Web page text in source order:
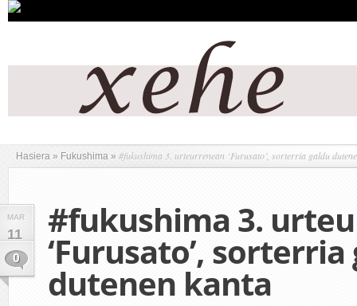
Hasiera » Fukushima » #fukushima 3. urteurrenean ‘Furusato’, sorterria galdu
MAR
11
0
#fukushima 3.
‘Furusato’,
dutenen kanta